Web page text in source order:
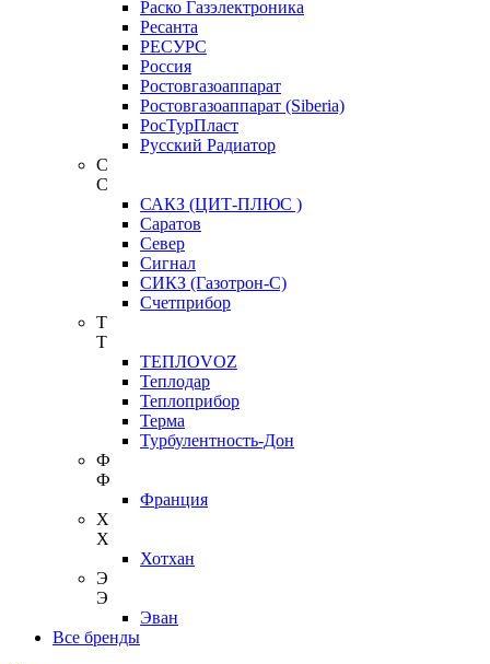
Раско Газэлектроника
Ресанта
РЕСУРС
Россия
Ростовгазоаппарат
Ростовгазоаппарат (Siberia)
РосТурПласт
Русский Радиатор
С
С
САКЗ (ЦИТ-ПЛЮС )
Саратов
Север
Сигнал
СИКЗ (Газотрон-С)
Счетприбор
Т
Т
ТЕПЛОVOZ
Теплодар
Теплоприбор
Терма
Турбулентность-Дон
Ф
Ф
Франция
Х
Х
Хотхан
Э
Э
Эван
Все бренды